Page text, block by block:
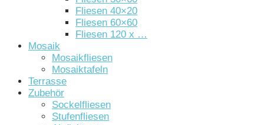
Fliesen 40×20
Fliesen 60×60
Fliesen 120 x …
Mosaik
Mosaikfliesen
Mosaiktafeln
Terrasse
Zubehör
Sockelfliesen
Stufenfliesen